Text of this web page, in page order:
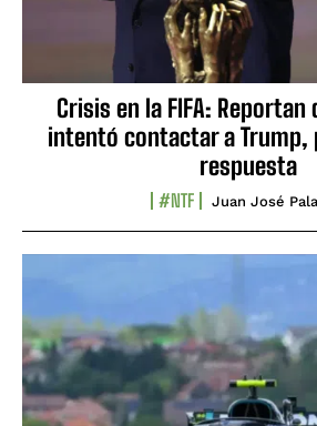
Crisis en la FIFA:
intentó contactar a Trump,
respuesta
#NTF Juan José